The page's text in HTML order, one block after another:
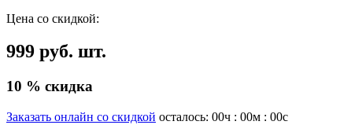
Цена со скидкой:
999 руб. шт.
10 % скидка
Заказать онлайн со скидкой осталось: 00ч : 00м : 00с